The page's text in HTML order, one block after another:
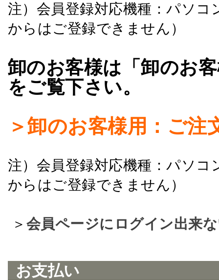
注）会員登録対応機種：パソ
からはご登録できません）
卸のお客様は「卸のお
をご覧下さい。
＞卸のお客様用：ご注
注）会員登録対応機種：パソ
からはご登録できません）
＞ 会員ページにログイン出来
お支払い